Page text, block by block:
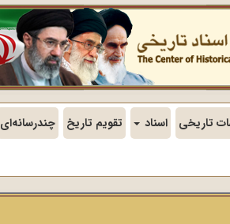
تاریخی اسناد تقویم تاریخ چندرسانه‌ای